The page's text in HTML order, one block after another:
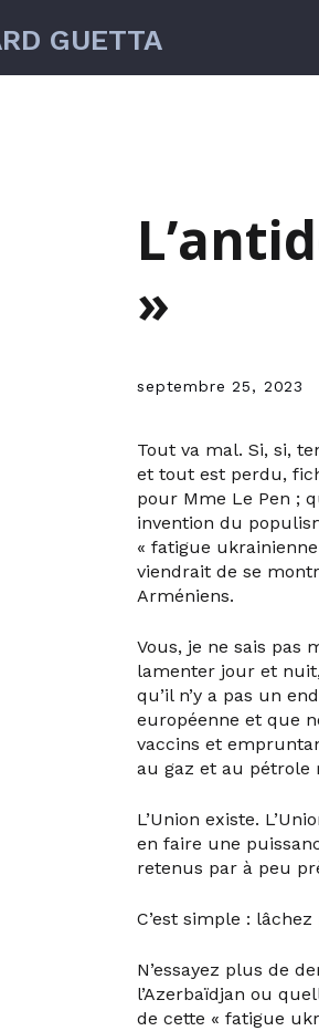
GUETTA
»
septembre 25, 2023
Tout va mal. Si, si,
et tout est perdu,
pour Mme Le Pen ;
invention du
« fatigue
viendrait de se
Arméniens.
Vous, je ne sais pas
lamenter jour et
qu’il n’y a pas un
européenne et que
vaccins et
au gaz et au pétrole
L’Union existe.
en faire une
retenus par à peu
C’est simple : lâchez
N’essayez plus de
l’Azerbaïdjan ou
de cette « fatigue